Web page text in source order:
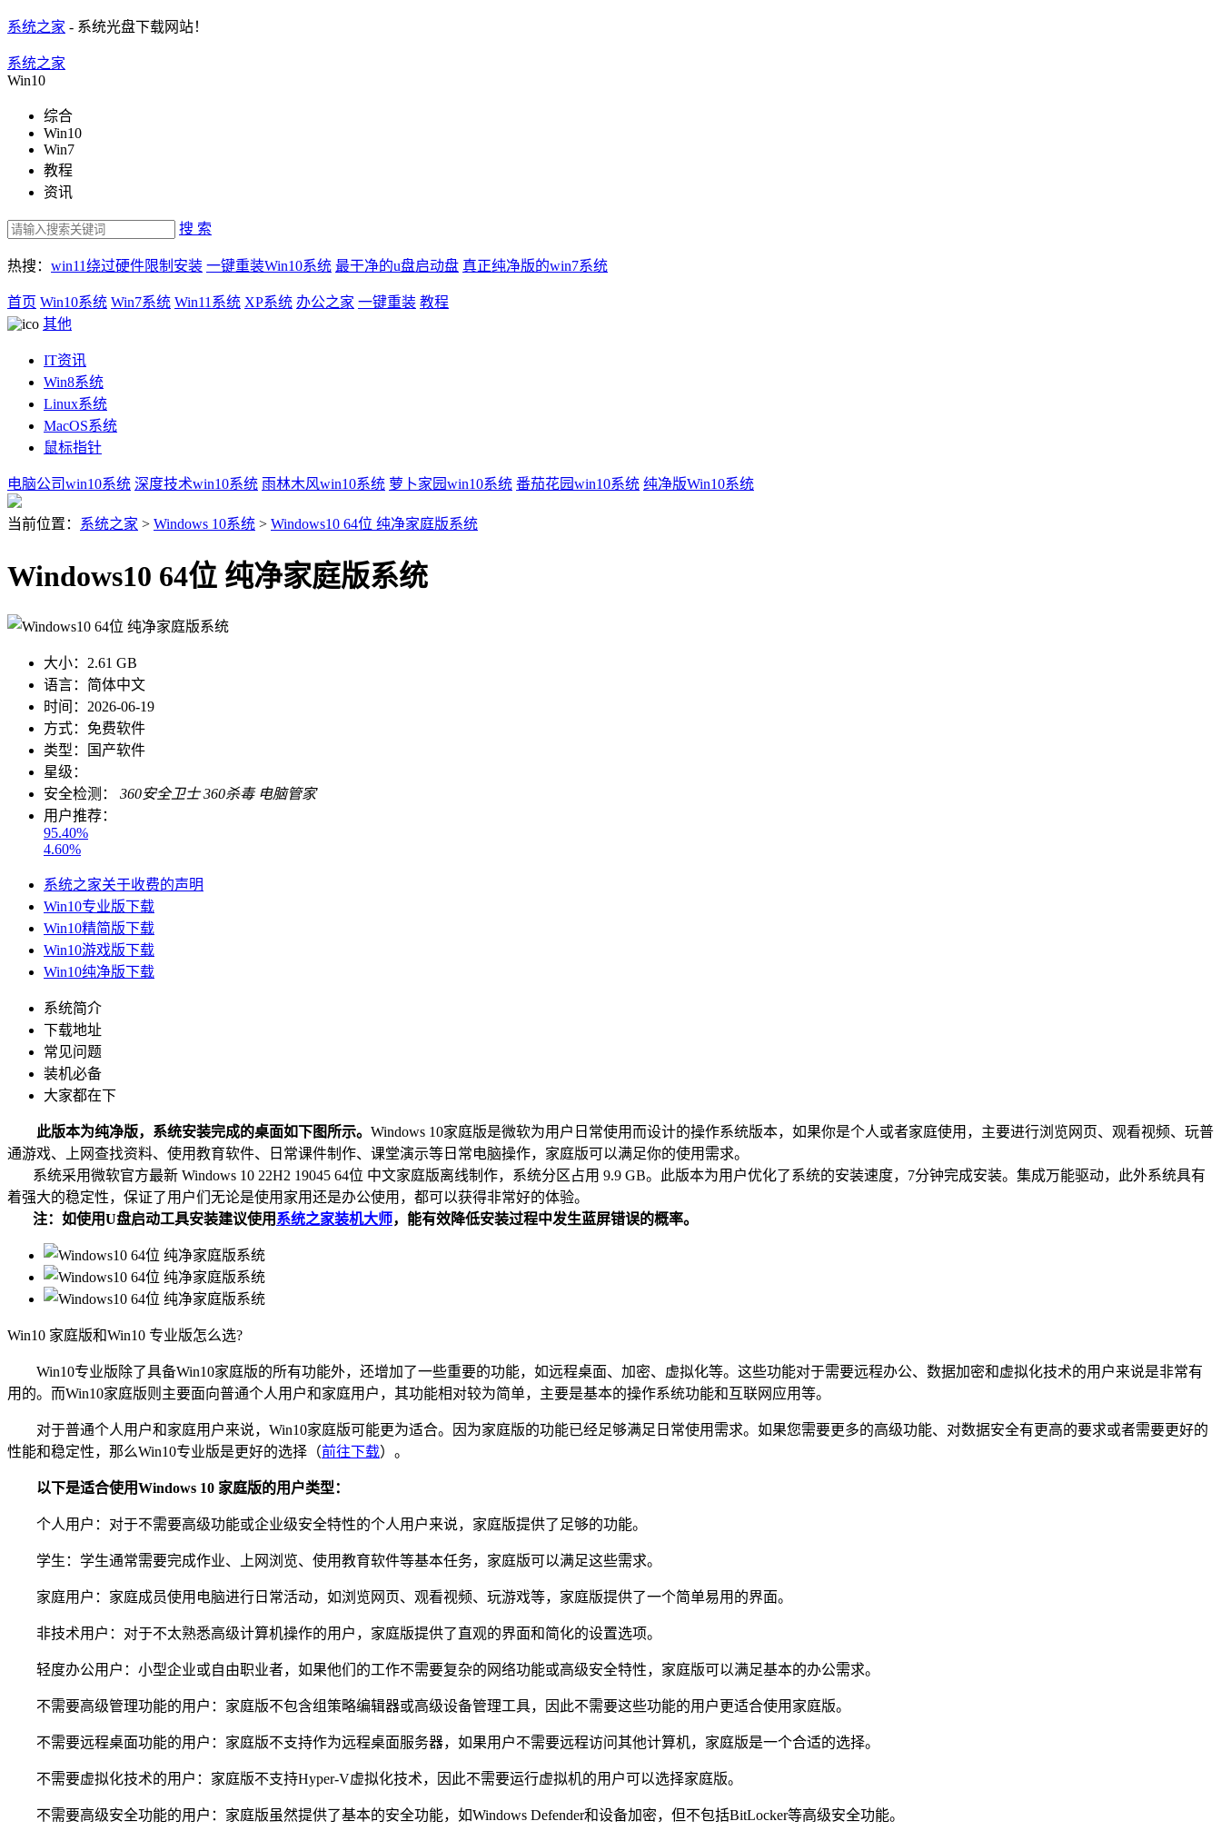
系统之家 - 系统光盘下载网站！
系统之家
Win10
综合
Win10
Win7
教程
资讯
搜 索
热搜： win11绕过硬件限制安装 一键重装Win10系统 最干净的u盘启动盘 真正纯净版的win7系统
首页 Win10系统 Win7系统 Win11系统 XP系统 办公之家 一键重装 教程
其他
IT资讯
Win8系统
Linux系统
MacOS系统
鼠标指针
电脑公司win10系统 深度技术win10系统 雨林木风win10系统 萝卜家园win10系统 番茄花园win10系统 纯净版Win10系统
当前位置： 系统之家 > Windows 10系统 > Windows10 64位 纯净家庭版系统
Windows10 64位 纯净家庭版系统
大小： 2.61 GB
语言： 简体中文
时间： 2026-06-19
方式： 免费软件
类型：
国产软件
星级：
安全检测：
360安全卫士 360杀毒 电脑管家
用户推荐：
95.40%
4.60%
系统之家关于收费的声明
Win10专业版下载
Win10精简版下载
Win10游戏版下载
Win10纯净版下载
系统简介
下载地址
常见问题
装机必备
大家都在下
此版本为纯净版，系统安装完成的桌面如下图所示。 Windows 10家庭版是微软为用户日常使用而设计的操作系统版本，如果你是个人或者家庭使用，主要进行浏览网页、观看视频、玩普
通游戏、上网查找资料、使用教育软件、日常课件制作、课堂演示等日常电脑操作，家庭版可以满足你的使用需求。
系统采用微软官方最新 Windows 10 22H2 19045 64位 中文家庭版离线制作，系统分区占用 9.9 GB。此版本为用户优化了系统的安装速度，7分钟完成安装。集成万能驱动，此外系统具有
着强大的稳定性，保证了用户们无论是使用家用还是办公使用，都可以获得非常好的体验。
注：如使用U盘启动工具安装建议使用 系统之家装机大师，能有效降低安装过程中发生蓝屏错误的概率。
Win10 家庭版和Win10 专业版怎么选?
Win10专业版除了具备Win10家庭版的所有功能外，还增加了一些重要的功能，如远程桌面、加密、虚拟化等。这些功能对于需要远程办公、数据加密和虚拟化技术的用户来说是非常有
用的。而Win10家庭版则主要面向普通个人用户和家庭用户，其功能相对较为简单，主要是基本的操作系统功能和互联网应用等。
对于普通个人用户和家庭用户来说，Win10家庭版可能更为适合。因为家庭版的功能已经足够满足日常使用需求。如果您需要更多的高级功能、对数据安全有更高的要求或者需要更好的
性能和稳定性，那么Win10专业版是更好的选择（前往下载）。
以下是适合使用Windows 10 家庭版的用户类型：
个人用户：对于不需要高级功能或企业级安全特性的个人用户来说，家庭版提供了足够的功能。
学生：学生通常需要完成作业、上网浏览、使用教育软件等基本任务，家庭版可以满足这些需求。
家庭用户：家庭成员使用电脑进行日常活动，如浏览网页、观看视频、玩游戏等，家庭版提供了一个简单易用的界面。
非技术用户：对于不太熟悉高级计算机操作的用户，家庭版提供了直观的界面和简化的设置选项。
轻度办公用户：小型企业或自由职业者，如果他们的工作不需要复杂的网络功能或高级安全特性，家庭版可以满足基本的办公需求。
不需要高级管理功能的用户：家庭版不包含组策略编辑器或高级设备管理工具，因此不需要这些功能的用户更适合使用家庭版。
不需要远程桌面功能的用户：家庭版不支持作为远程桌面服务器，如果用户不需要远程访问其他计算机，家庭版是一个合适的选择。
不需要虚拟化技术的用户：家庭版不支持Hyper-V虚拟化技术，因此不需要运行虚拟机的用户可以选择家庭版。
不需要高级安全功能的用户：家庭版虽然提供了基本的安全功能，如Windows Defender和设备加密，但不包括BitLocker等高级安全功能。